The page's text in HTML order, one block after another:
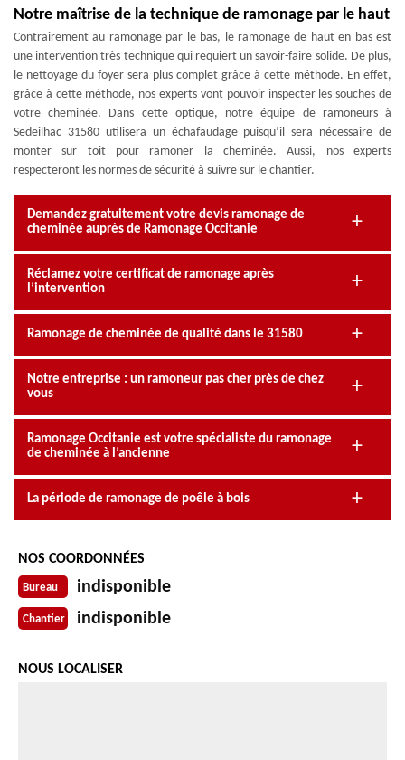
Notre maîtrise de la technique de ramonage par le haut
Contrairement au ramonage par le bas, le ramonage de haut en bas est
une intervention très technique qui requiert un savoir-faire solide. De plus,
le nettoyage du foyer sera plus complet grâce à cette méthode. En effet,
grâce à cette méthode, nos experts vont pouvoir inspecter les souches de
votre cheminée. Dans cette optique, notre équipe de ramoneurs à
Sedeilhac 31580 utilisera un échafaudage puisqu’il sera nécessaire de
monter sur toit pour ramoner la cheminée. Aussi, nos experts
respecteront les normes de sécurité à suivre sur le chantier.
Demandez gratuitement votre devis ramonage de
cheminée auprès de Ramonage Occitanie
Réclamez votre certificat de ramonage après
l’intervention
Ramonage de cheminée de qualité dans le 31580
Notre entreprise : un ramoneur pas cher près de chez
vous
Ramonage Occitanie est votre spécialiste du ramonage
de cheminée à l’ancienne
La période de ramonage de poêle à bois
NOS COORDONNÉES
Bureau indisponible
Chantier indisponible
NOUS LOCALISER